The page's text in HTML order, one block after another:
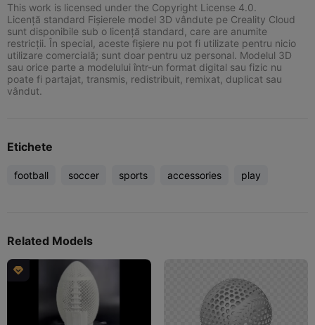
This work is licensed under the Copyright License 4.0.
Licență standard Fișierele model 3D vândute pe Creality Cloud
sunt disponibile sub o licență standard, care are anumite
restricții. În special, aceste fișiere nu pot fi utilizate pentru nicio
utilizare comercială; sunt doar pentru uz personal. Modelul 3D
sau orice parte a modelului într-un format digital sau fizic nu
poate fi partajat, transmis, redistribuit, remixat, duplicat sau
vândut.
Etichete
football soccer sports accessories play
Related Models
